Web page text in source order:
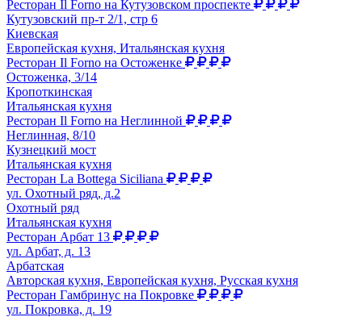
Ресторан Il Forno на Кутузовском проспекте
Кутузовский пр-т 2/1, стр 6
Киевская
Европейская кухня, Итальянская кухня
Ресторан Il Forno на Остоженке
Остоженка, 3/14
Кропоткинская
Итальянская кухня
Ресторан Il Forno на Неглинной
Неглинная, 8/10
Кузнецкий мост
Итальянская кухня
Ресторан La Bottega Siciliana
ул. Охотный ряд, д.2
Охотный ряд
Итальянская кухня
Ресторан Арбат 13
ул. Арбат, д. 13
Арбатская
Авторская кухня, Европейская кухня, Русская кухня
Ресторан Гамбринус на Покровке
ул. Покровка, д. 19